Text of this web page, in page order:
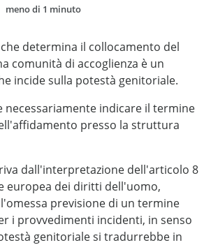
meno di 1 minuto
determina il collocamento del
comunità di accoglienza è un
incide sulla potestà genitoriale.
necessariamente indicare il termine
presso la struttura
dall'interpretazione dell'articolo 8
europea dei diritti dell'uomo,
previsione di un termine
i provvedimenti incidenti, in senso
genitoriale si tradurrebbe in